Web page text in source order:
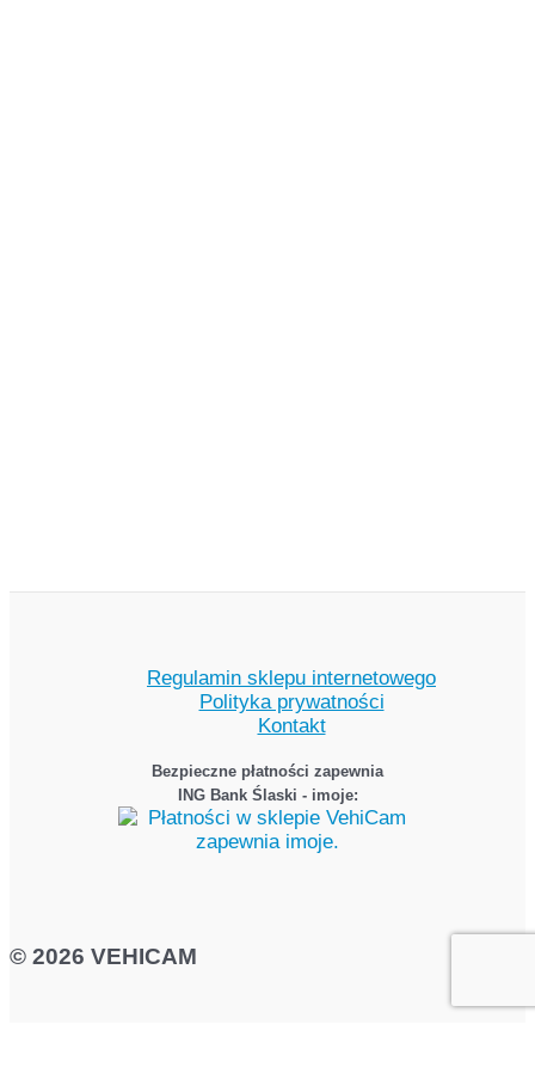
Regulamin sklepu internetowego
Polityka prywatności
Kontakt
Bezpieczne płatności zapewnia
ING Bank Ślaski - imoje:
© 2026 VEHICAM